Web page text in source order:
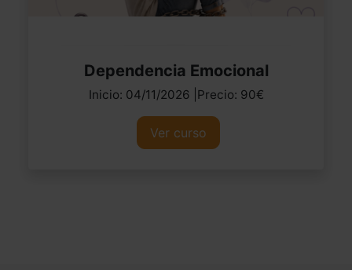
Dependencia Emocional
Inicio: 04/11/2026 |Precio: 90€
Ver curso